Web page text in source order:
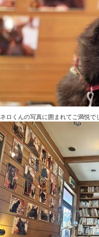
ネロくんの写真に囲まれてご満悦で